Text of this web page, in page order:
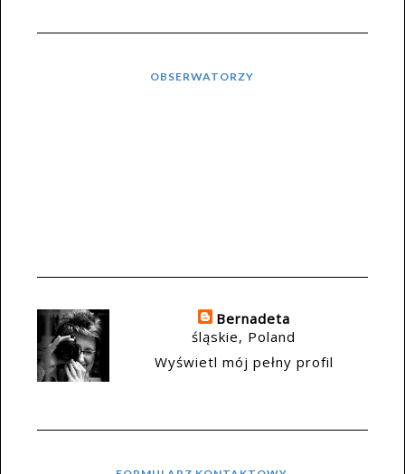
OBSERWATORZY
Bernadeta
śląskie, Poland
Wyświetl mój pełny profil